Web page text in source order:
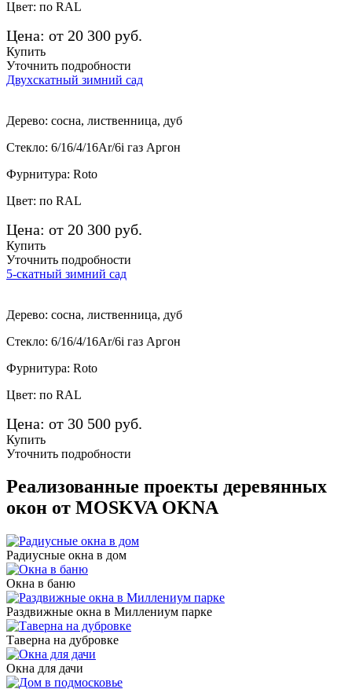
Цвет: по RAL
Цена: от 20 300 руб.
Купить
Уточнить подробности
Двухскатный зимний сад
Дерево: сосна, лиственница, дуб
Стекло: 6/16/4/16Ar/6i газ Аргон
Фурнитура: Roto
Цвет: по RAL
Цена: от 20 300 руб.
Купить
Уточнить подробности
5-скатный зимний сад
Дерево: сосна, лиственница, дуб
Стекло: 6/16/4/16Ar/6i газ Аргон
Фурнитура: Roto
Цвет: по RAL
Цена: от 30 500 руб.
Купить
Уточнить подробности
Реализованные проекты деревянных
окон от MOSKVA OKNA
Радиусные окна в дом
Окна в баню
Раздвижные окна в Миллениум парке
Таверна на дубровке
Окна для дачи